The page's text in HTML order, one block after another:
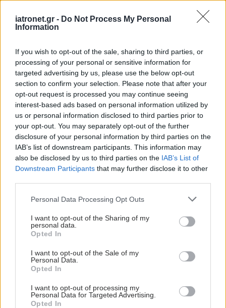
iatronet.gr - Do Not Process My Personal
Information
If you wish to opt-out of the sale, sharing to third parties, or
processing of your personal or sensitive information for
targeted advertising by us, please use the below opt-out
section to confirm your selection. Please note that after your
opt-out request is processed you may continue seeing
interest-based ads based on personal information utilized by
us or personal information disclosed to third parties prior to
your opt-out. You may separately opt-out of the further
disclosure of your personal information by third parties on the
IAB’s list of downstream participants. This information may
also be disclosed by us to third parties on the IAB’s List of
Downstream Participants that may further disclose it to other
Please note that this website/app uses one or more Google
not limited to your visit or usage behaviour. You may click to
grant or deny consent to Google and its third-party tags to
use your data for below specified purposes in below Google
consent section.
Personal Data Processing Opt Outs
I want to opt-out of the Sharing of my
personal data.
Opted In
I want to opt-out of the Sale of my
Personal Data.
Opted In
I want to opt-out of processing my
Personal Data for Targeted Advertising.
Opted In
στον Αγιο Ευστράτιο
Ελλήνων
Διευθέτηση των αποζημιώσεων των
Στρατιωτικών Ιατρών μετά από αίτημα του ΙΣΑ
#TAGS
Χημικές ουσίες
Προσθέστε το iatronet.gr στο Discover
shares
ΔΙΑΒΑΣΤΕ ΑΚΟΜΑ
ύποπτο για χημικές